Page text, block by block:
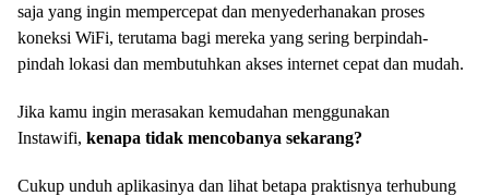
saja yang ingin mempercepat dan menyederhanakan proses
koneksi WiFi, terutama bagi mereka yang sering berpindah-
pindah lokasi dan membutuhkan akses internet cepat dan mudah.
Jika kamu ingin merasakan kemudahan menggunakan
Instawifi, kenapa tidak mencobanya sekarang?
Cukup unduh aplikasinya dan lihat betapa praktisnya terhubung